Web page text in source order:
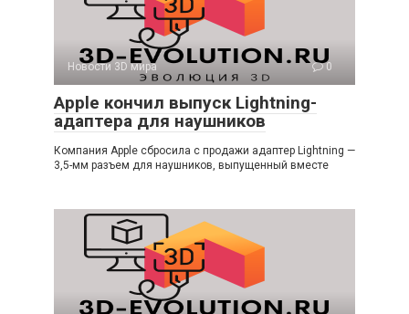
Новости 3D мира 0
Apple кончил выпуск Lightning-
адаптера для наушников
Компания Apple сбросила с продажи адаптер Lightning —
3,5-мм разъем для наушников, выпущенный вместе